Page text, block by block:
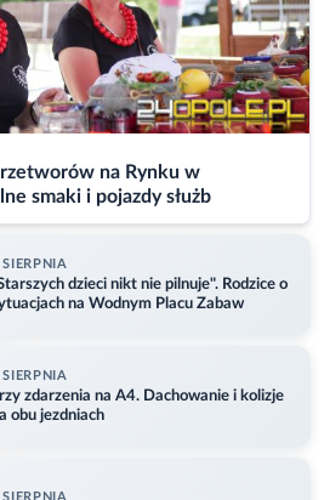
na Rynku w
smaki i pojazdy służb
dzieci nikt nie pilnuje". Rodzice o
na Wodnym Placu Zabaw
zdarzenia na A4. Dachowanie i kolizje
obu jezdniach